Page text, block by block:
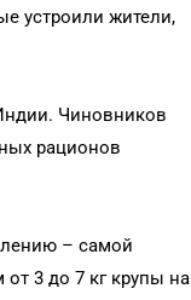
устроили жители,
Чиновников
рационов
– самой
от 3 до 7 кг крупы на